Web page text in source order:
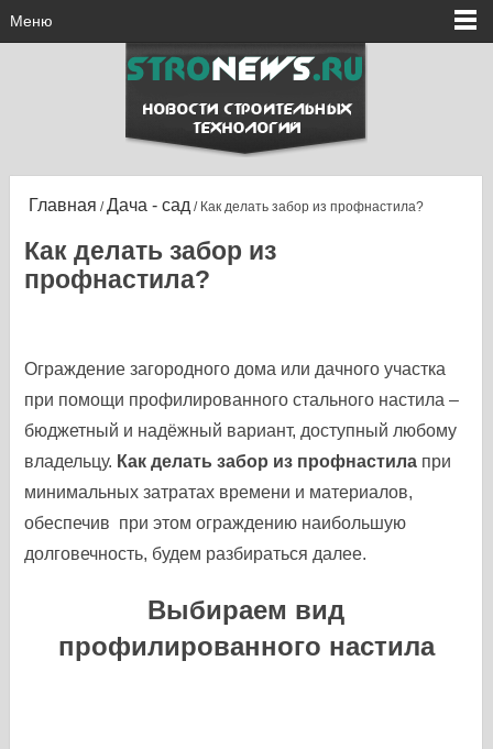
Меню
Главная /Дача - сад / Как делать забор из профнастила?
Как делать забор из
профнастила?
Ограждение загородного дома или дачного участка
при помощи профилированного стального настила –
бюджетный и надёжный вариант, доступный любому
владельцу. Как делать забор из профнастила при
минимальных затратах времени и материалов,
обеспечив при этом ограждению наибольшую
долговечность, будем разбираться далее.
Выбираем вид
профилированного настила